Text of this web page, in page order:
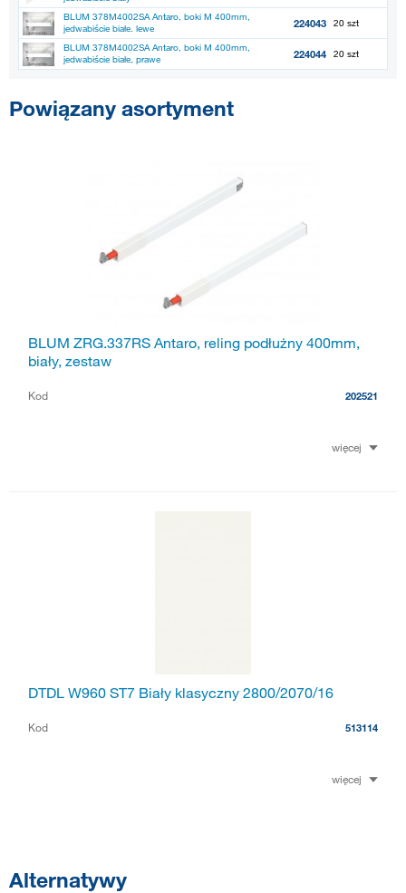
BLUM 378M4002SA Antaro, boki M 400mm,
jedwabiście białe. lewe
224043 20 szt
BLUM 378M4002SA Antaro, boki M 400mm,
jedwabiście białe, prawe
224044 20 szt
Powiązany asortyment
BLUM ZRG.337RS Antaro, reling podłużny 400mm,
biały, zestaw
Kod 202521
więcej
DTDL W960 ST7 Biały klasyczny 2800/2070/16
Kod 513114
więcej
Alternatywy